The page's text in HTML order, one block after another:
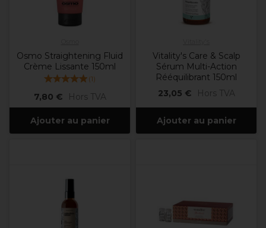
Osmo Straightening Fluid
Crème Lissante 150ml
(1)
7,80 € Hors TVA
Ajouter au panier
Vitality's Care & Scalp
Sérum Multi-Action
Rééquilibrant 150ml
23,05 €
Hors TVA
Ajouter au panier